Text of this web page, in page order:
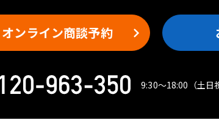
オンライン商談予約
9:30〜18:00 （土